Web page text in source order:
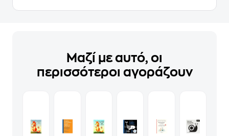
Μαζί με αυτό, οι
περισσότεροι αγοράζουν